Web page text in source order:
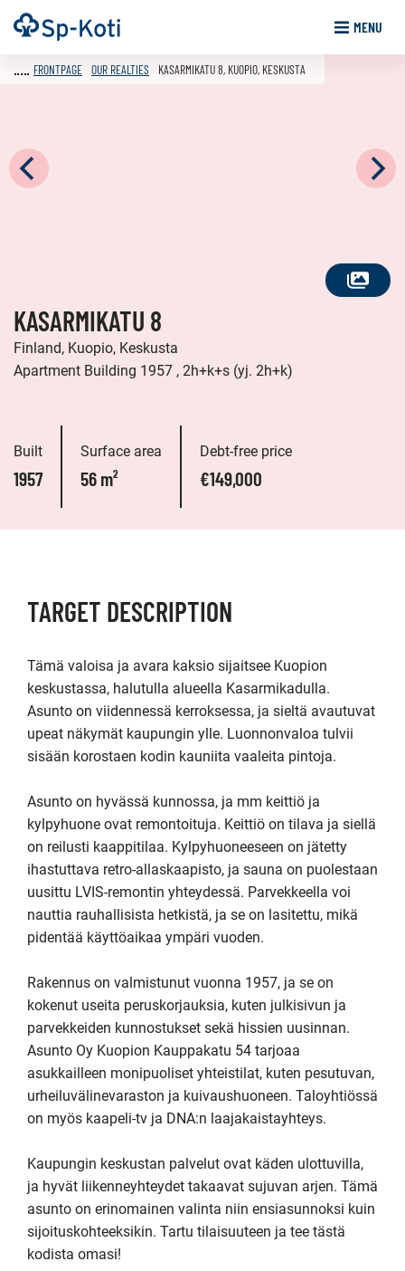
Go
to
Frontpage MENU
SEE
FRONTPAGE OUR REALTIES KASARMIKATU 8, KUOPIO, KESKUSTA
KASARMIKATU 8
Finland, Kuopio, Keskusta
Apartment Building 1957 , 2h+k+s (yj. 2h+k)
Built
1957
Surface area
56 m²
Debt-free price
€149,000
TARGET DESCRIPTION
Tämä valoisa ja avara kaksio sijaitsee Kuopion
keskustassa, halutulla alueella Kasarmikadulla.
Asunto on viidennessä kerroksessa, ja sieltä avautuvat
upeat näkymät kaupungin ylle. Luonnonvaloa tulvii
sisään korostaen kodin kauniita vaaleita pintoja.
Asunto on hyvässä kunnossa, ja mm keittiö ja
kylpyhuone ovat remontoituja. Keittiö on tilava ja siellä
on reilusti kaappitilaa. Kylpyhuoneeseen on jätetty
ihastuttava retro-allaskaapisto, ja sauna on puolestaan
uusittu LVIS-remontin yhteydessä. Parvekkeella voi
nauttia rauhallisista hetkistä, ja se on lasitettu, mikä
pidentää käyttöaikaa ympäri vuoden.
Rakennus on valmistunut vuonna 1957, ja se on
kokenut useita peruskorjauksia, kuten julkisivun ja
parvekkeiden kunnostukset sekä hissien uusinnan.
Asunto Oy Kuopion Kauppakatu 54 tarjoaa
asukkailleen monipuoliset yhteistilat, kuten pesutuvan,
urheiluvälinevaraston ja kuivaushuoneen. Taloyhtiössä
on myös kaapeli-tv ja DNA:n laajakaistayhteys.
Kaupungin keskustan palvelut ovat käden ulottuvilla,
ja hyvät liikenneyhteydet takaavat sujuvan arjen. Tämä
asunto on erinomainen valinta niin ensiasunnoksi kuin
sijoituskohteeksikin. Tartu tilaisuuteen ja tee tästä
kodista omasi!